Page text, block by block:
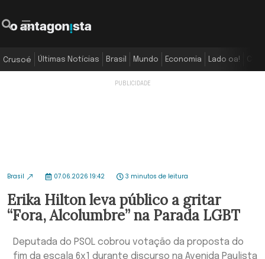
Crusoé Últimas Notícias Brasil Mundo Economia Lado oa!
Brasil 07.06.2026 19:42 3 minutos de leitura
Erika Hilton leva público a gritar
“Fora, Alcolumbre” na Parada LGBT
Deputada do PSOL cobrou votação da proposta do
fim da escala 6x1 durante discurso na Avenida Paulista